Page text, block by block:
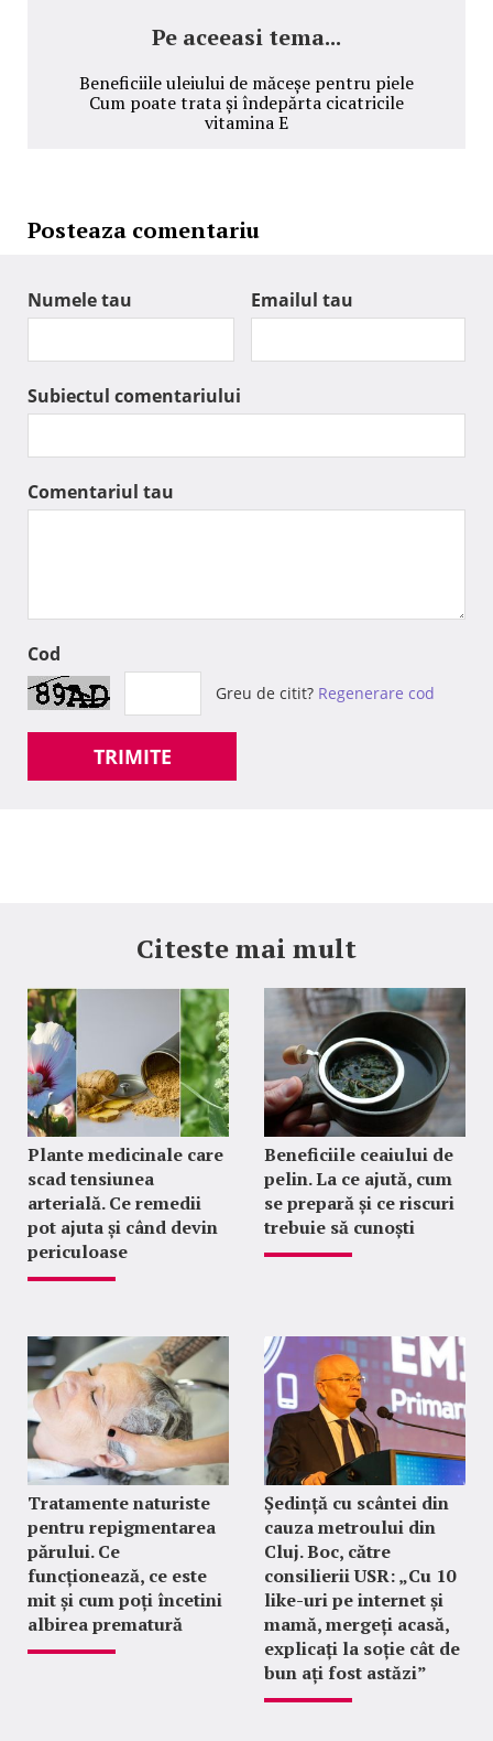
Pe aceeasi tema...
Beneficiile uleiului de măceșe pentru piele
Cum poate trata și îndepărta cicatricile
vitamina E
Posteaza comentariu
Numele tau Emailul tau
Subiectul comentariului
Comentariul tau
Cod
Greu de citit? Regenerare cod
TRIMITE
Citeste mai mult
Plante medicinale care
scad tensiunea
arterială. Ce remedii
pot ajuta și când devin
periculoase
Beneficiile ceaiului de
pelin. La ce ajută, cum
se prepară și ce riscuri
trebuie să cunoști
Tratamente naturiste
pentru repigmentarea
părului. Ce
funcționează, ce este
mit și cum poți încetini
albirea prematură
Ședință cu scântei din
cauza metroului din
Cluj. Boc, către
consilierii USR: „Cu 10
like-uri pe internet și
mamă, mergeți acasă,
explicați la soție cât de
bun ați fost astăzi”